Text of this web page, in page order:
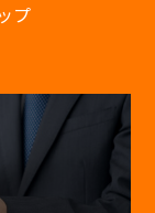
プ